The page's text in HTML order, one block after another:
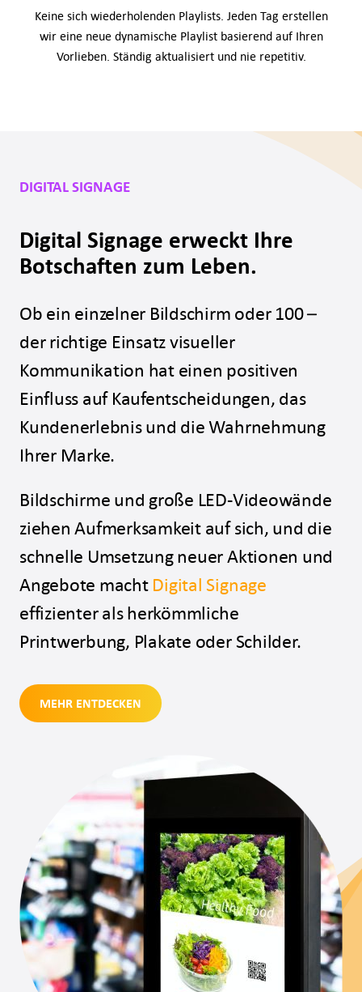
Keine sich wiederholenden Playlists. Jeden Tag erstellen
wir eine neue dynamische Playlist basierend auf Ihren
Vorlieben. Ständig aktualisiert und nie repetitiv.
DIGITAL SIGNAGE
Digital Signage erweckt Ihre
Botschaften zum Leben.
Ob ein einzelner Bildschirm oder 100 –
der richtige Einsatz visueller
Kommunikation hat einen positiven
Einfluss auf Kaufentscheidungen, das
Kundenerlebnis und die Wahrnehmung
Ihrer Marke.
Bildschirme und große LED-Videowände
ziehen Aufmerksamkeit auf sich, und die
schnelle Umsetzung neuer Aktionen und
Angebote macht Digital Signage
effizienter als herkömmliche
Printwerbung, Plakate oder Schilder.
MEHR ENTDECKEN